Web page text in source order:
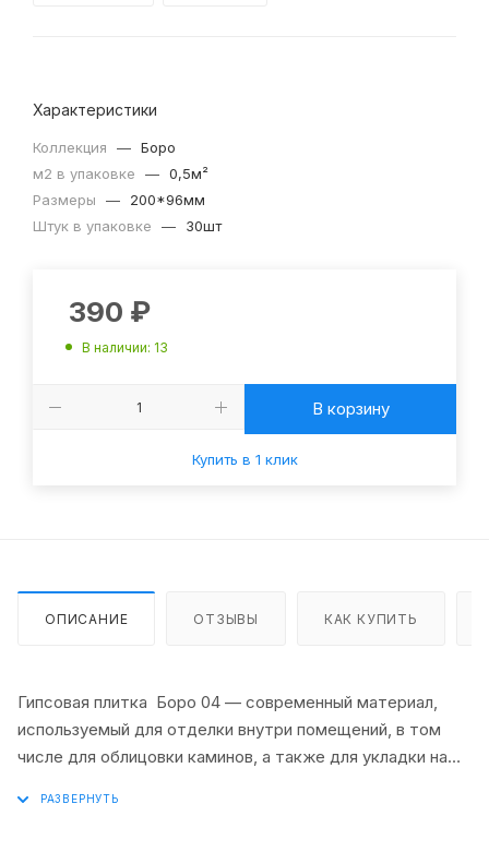
Характеристики
Коллекция — Боро
м2 в упаковке
— 0,5м²
Размеры
—
200*96мм
Штук в упаковке
— 30шт
390 ₽
В наличии: 13
В корзину
Купить в 1 клик
ОПИСАНИЕ ОТЗЫВЫ КАК КУПИТЬ
Гипсовая плитка Боро 04 — современный материал,
используемый для отделки внутри помещений, в том
числе для облицовки каминов, а также для укладки на